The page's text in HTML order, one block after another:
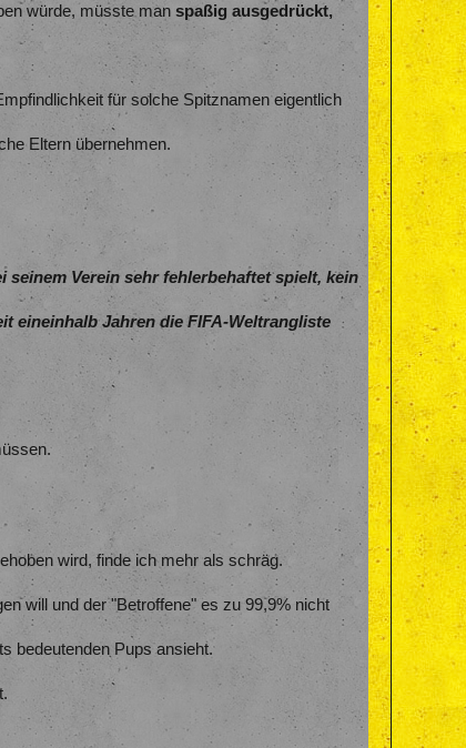
würde, müsste manspaßig ausgedrückt,
für solche Spitznamen eigentlich
Eltern übernehmen.
seinem Verein sehr fehlerbehaftet spielt, kein
eineinhalb Jahren die FIFA-Weltrangliste
wird, finde ich mehr als schräg.
will und der "Betroffene" es zu 99,9% nicht
bedeutenden Pups ansieht.